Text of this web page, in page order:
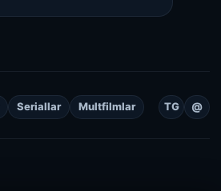
Seriallar Multfilmlar TG @